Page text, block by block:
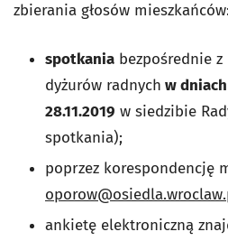
zbierania głosów mieszkańców:
spotkania bezpośrednie
dyżurów radnych w dniach
28.11.2019 w siedzibie
spotkania);
poprzez korespondencję
ankietę elektroniczną